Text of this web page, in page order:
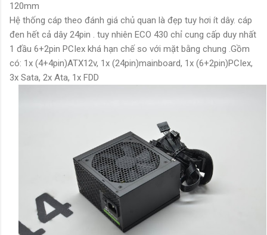
120mm
Hệ thống cáp theo đánh giá chủ quan là đẹp tuy hơi ít dây. cáp
đen hết cả dây 24pin . tuy nhiên ECO 430 chỉ cung cấp duy nhất
1 đầu 6+2pin PCIex khá hạn chế so với mặt bằng chung .Gồm
có: 1x (4+4pin)ATX12v, 1x (24pin)mainboard, 1x (6+2pin)PCIex,
3x Sata, 2x Ata, 1x FDD